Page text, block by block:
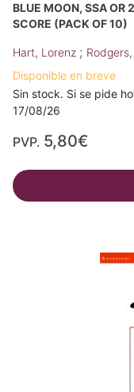
BLUE MOON, SSA OR
SCORE (PACK OF 10)
Hart, Lorenz ;
Disponible en breve
Sin stock. Si se pide
17/08/26
PVP. 5,80€